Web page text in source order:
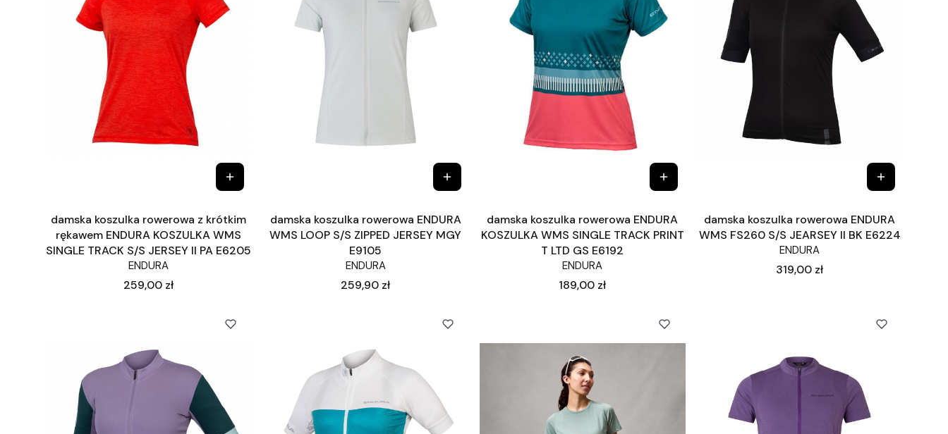
damska koszulka rowerowa z krótkim
rękawem ENDURA KOSZULKA WMS
SINGLE TRACK S/S JERSEY II PA E6205
ENDURA
Cena
259,00 zł
damska koszulka rowerowa ENDURA
WMS LOOP S/S ZIPPED JERSEY MGY
E9105
ENDURA
Cena
259,90 zł
damska koszulka rowerowa ENDURA
KOSZULKA WMS SINGLE TRACK PRINT
T LTD GS E6192
ENDURA
Cena
189,00 zł
damska koszulka rowerowa ENDURA
WMS FS260 S/S JEARSEY II BK E6224
ENDURA
Cena
319,00 zł